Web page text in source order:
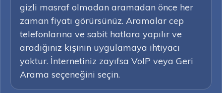
gizli masraf olmadan aramadan önce her
zaman fiyatı görürsünüz. Aramalar cep
telefonlarına ve sabit hatlara yapılır ve
aradığınız kişinin uygulamaya ihtiyacı
yoktur. İnternetiniz zayıfsa VoIP veya Geri
Arama seçeneğini seçin.